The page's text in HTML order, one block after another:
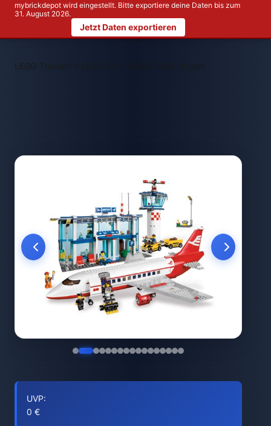
mybrickdepot wird eingestellt. Bitte exportiere deine Daten bis zum
31. August 2026.
Jetzt Daten exportieren
LEGO Themen > LEGO 3182 Airport
UVP:
0 €